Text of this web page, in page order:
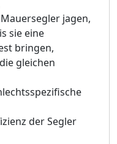
jagen,
sie eine
bringen,
gleichen
der Segler